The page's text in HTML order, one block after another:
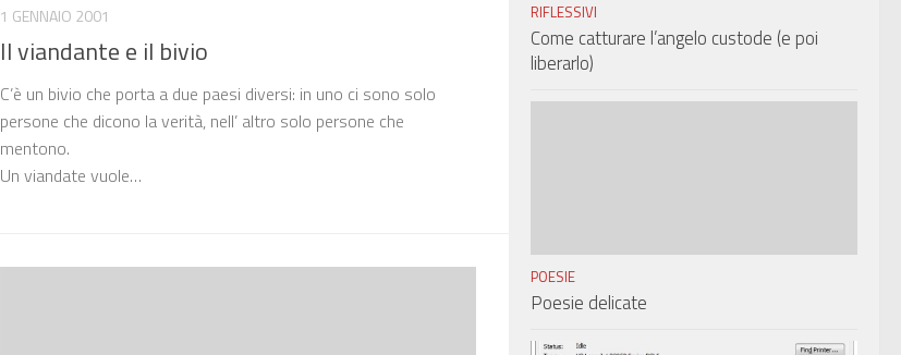
1 GENNAIO 2001
Il viandante e il bivio
C’è un bivio che porta a due paesi diversi: in uno ci sono solo
persone che dicono la verità, nell’ altro solo persone che
mentono.
Un viandate vuole…
RIFLESSIVI
Come catturare l’angelo custode (e poi
liberarlo)
POESIE
Poesie delicate